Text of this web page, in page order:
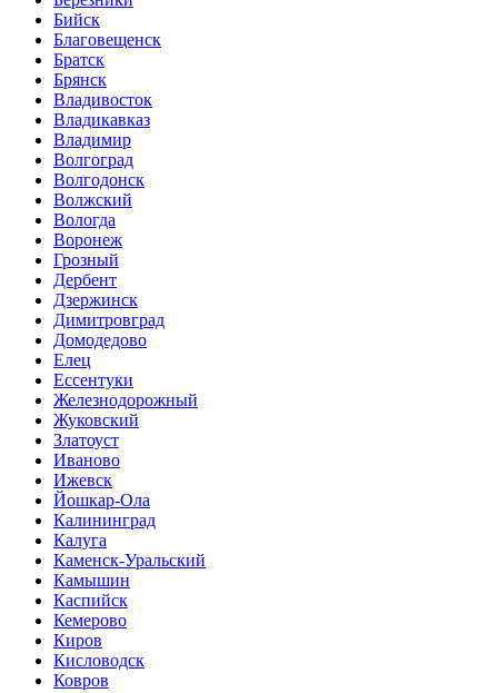
Бийск
Благовещенск
Братск
Брянск
Владивосток
Владикавказ
Владимир
Волгоград
Волгодонск
Волжский
Вологда
Воронеж
Грозный
Дербент
Дзержинск
Димитровград
Домодедово
Елец
Ессентуки
Железнодорожный
Жуковский
Златоуст
Иваново
Ижевск
Йошкар-Ола
Калининград
Калуга
Каменск-Уральский
Камышин
Каспийск
Кемерово
Киров
Кисловодск
Ковров